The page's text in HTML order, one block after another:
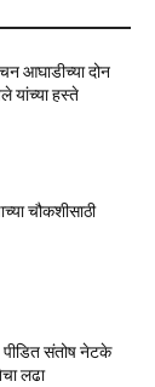
आघाडीच्या दोन
यांच्या हस्ते
चौकशीसाठी
पीडित संतोष नेटके
लढा